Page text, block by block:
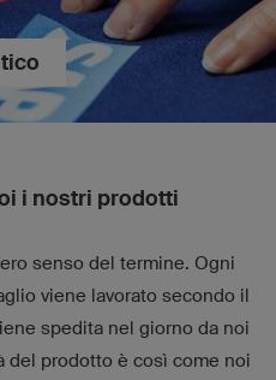
i nostri prodotti
senso del termine. Ogni
viene lavorato secondo il
spedita nel giorno da noi
del prodotto è così come noi